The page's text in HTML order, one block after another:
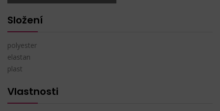
Složení
polyester
elastan
plast
Vlastnosti